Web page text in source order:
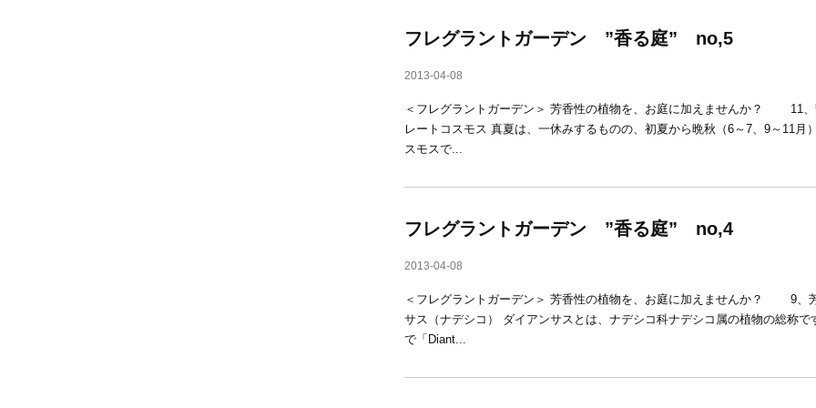
フレグラントガーデン ”香る庭” no,5
2013-04-08
＜フレグラントガーデン＞ 芳香性の植物を、お庭に加えませんか？ 11、
レートコスモス 真夏は、一休みするものの、初夏から晩秋（6～7、9～11月
スモスで...
フレグラントガーデン ”香る庭” no,4
2013-04-08
＜フレグラントガーデン＞ 芳香性の植物を、お庭に加えませんか？ 9、
サス（ナデシコ） ダイアンサスとは、ナデシコ科ナデシコ属の植物の総称
で「Diant...